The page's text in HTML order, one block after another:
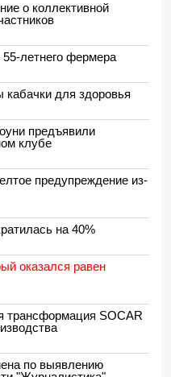
о коллективной
55-летнего фермера
кабачки для здоровья
предъявили
клубе
предупреждение из-
на 40%
оказался равен
SOCAR
по выявлению